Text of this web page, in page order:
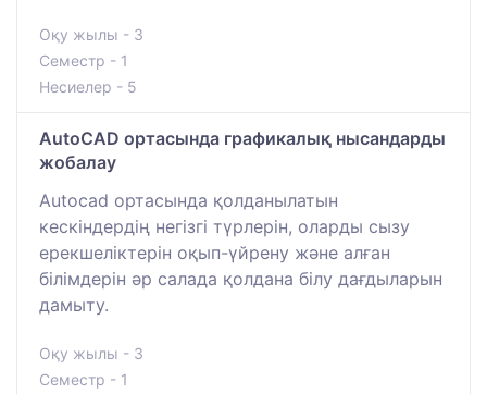
Оқу жылы - 3
Семестр - 1
Несиелер - 5
AutoCAD ортасында графикалық нысандарды
жобалау
Autocad ортасында қолданылатын
кескіндердің негізгі түрлерін, оларды сызу
ерекшеліктерін оқып-үйрену және алған
білімдерін әр салада қолдана білу дағдыларын
дамыту.
Оқу жылы - 3
Семестр - 1